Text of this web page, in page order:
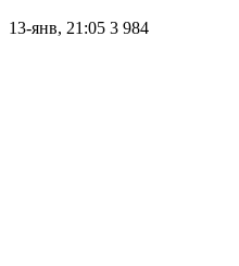
13-янв, 21:05 3 984